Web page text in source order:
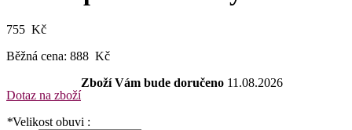
755 Kč
Běžná cena: 888 Kč
Dotaz na zboží
Zboží Vám bude doručeno 11.08.2026
*Velikost obuvi :